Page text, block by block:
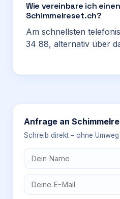
Wie vereinbare ich
Schimmelreset.ch?
Am schnellsten
34 88, alternativ über
Anfrage an
Schreib direkt – ohne